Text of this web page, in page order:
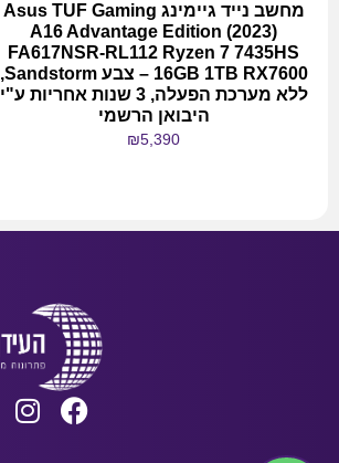
מחשב נייד גיימינג Asus TUF Gaming
A16 Advantage Edition (2023)
FA617NSR-RL112 Ryzen 7 7435HS
16GB 1TB RX7600 – צבע Sandstorm,
ללא מערכת הפעלה, 3 שנות אחריות ע"י
היבואן הרשמי
₪5,390